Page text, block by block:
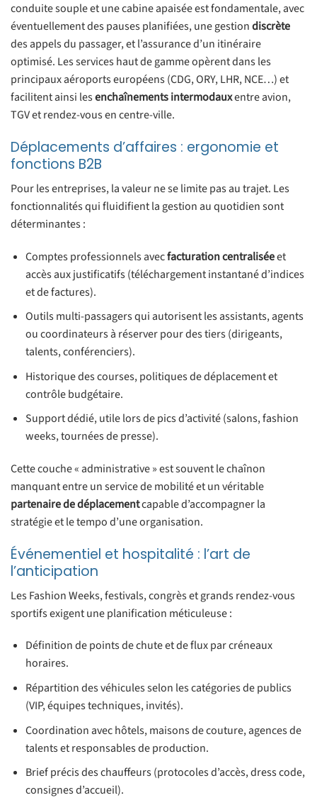
conduite souple et une cabine apaisée est fondamentale, avec
éventuellement des pauses planifiées, une gestiondiscrète
des appels du passager, et l’assurance d’un itinéraire
optimisé. Les services haut de gamme opèrent dans les
principaux aéroports européens (CDG, ORY, LHR, NCE…) et
facilitent ainsi lesenchaînements intermodauxentre avion,
TGV et rendez-vous en centre-ville.
Déplacements d’affaires : ergonomie et
fonctions B2B
Pour les entreprises, la valeur ne se limite pas au trajet. Les
fonctionnalités qui fluidifient la gestion au quotidien sont
déterminantes :
Comptes professionnels avecfacturation centraliséeet
accès aux justificatifs (téléchargement instantané d’indices
et de factures).
Outils multi-passagers qui autorisent les assistants, agents
ou coordinateurs à réserver pour des tiers (dirigeants,
talents, conférenciers).
Historique des courses, politiques de déplacement et
contrôle budgétaire.
Support dédié, utile lors de pics d’activité (salons, fashion
weeks, tournées de presse).
Cette couche « administrative » est souvent le chaînon
manquant entre un service de mobilité et un véritable
partenaire de déplacementcapable d’accompagner la
stratégie et le tempo d’une organisation.
Événementiel et hospitalité : l’art de
l’anticipation
Les Fashion Weeks, festivals, congrès et grands rendez-vous
sportifs exigent une planification méticuleuse :
Définition de points de chute et de flux par créneaux
horaires.
Répartition des véhicules selon les catégories de publics
(VIP, équipes techniques, invités).
Coordination avec hôtels, maisons de couture, agences de
talents et responsables de production.
Brief précis des chauffeurs (protocoles d’accès, dress code,
consignes d’accueil).